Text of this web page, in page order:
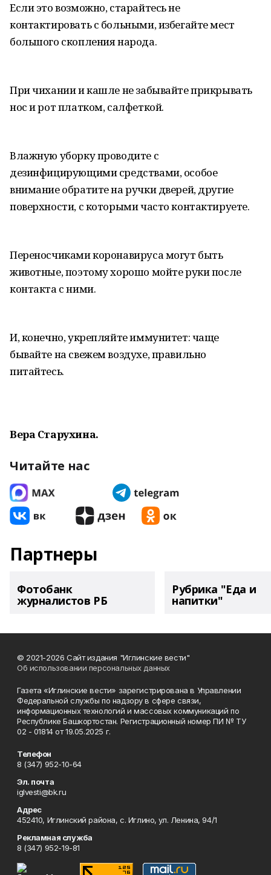
Если это возможно, старайтесь не
контактировать с больными, избегайте мест
большого скопления народа.
При чихании и кашле не забывайте прикрывать
нос и рот платком, салфеткой.
Влажную уборку проводите с
дезинфицирующими средствами, особое
внимание обратите на ручки дверей, другие
поверхности, с которыми часто контактируете.
Переносчиками коронавируса могут быть
животные, поэтому хорошо мойте руки после
контакта с ними.
И, конечно, укрепляйте иммунитет: чаще
бывайте на свежем воздухе, правильно
питайтесь.
Вера Старухина.
Читайте нас
Партнеры
Фотобанк
журналистов РБ
Рубрика "Еда и
напитки"
© 2021-2026 Сайт издания "Иглинские вести"
Об использовании персональных данных
Газета «Иглинские вести» зарегистрирована в Управлении
Федеральной службы по надзору в сфере связи,
информационных технологий и массовых коммуникаций по
Республике Башкортостан. Регистрационный номер ПИ № ТУ
02 - 01814 от 19.05.2025 г.
Телефон
8 (347) 952-10-64
Эл. почта
iglvesti@bk.ru
Адрес
452410, Иглинский района, с. Иглино, ул. Ленина, 94/1
Рекламная служба
8 (347) 952-19-81